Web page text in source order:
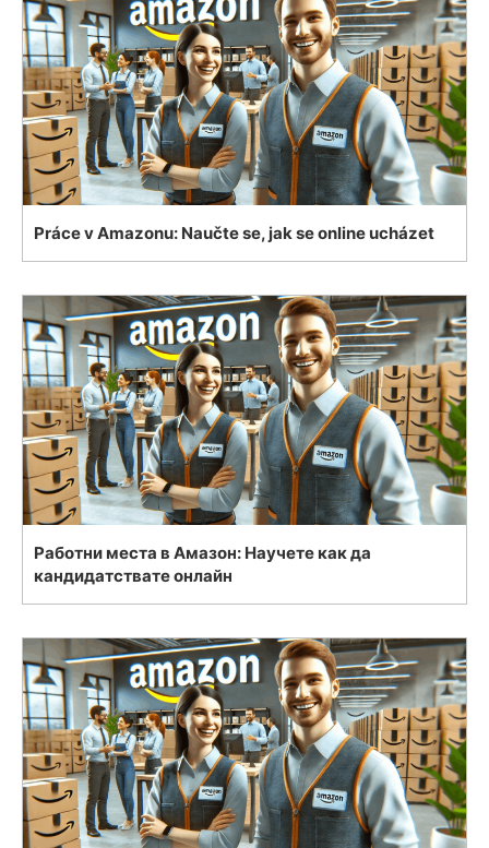
Práce v Amazonu: Naučte se, jak se online ucházet
Работни места в Амазон: Научете как да
кандидатствате онлайн